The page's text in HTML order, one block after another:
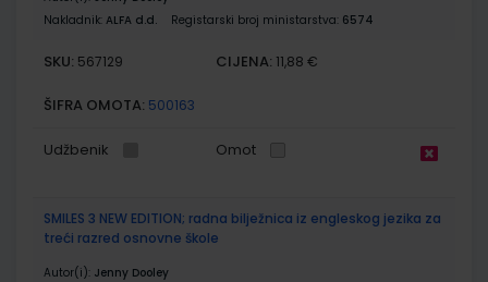
Nakladnik: ALFA d.d. Registarski broj ministarstva: 6574
SKU: 567129 CIJENA: 11,88 €
ŠIFRA OMOTA: 500163
Udžbenik Omot
SMILES 3 NEW EDITION; radna bilježnica iz engleskog jezika za
treći razred osnovne škole
Autor(i): Jenny Dooley